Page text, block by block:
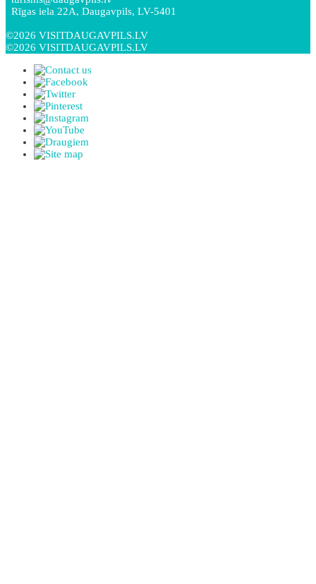
Rīgas iela 22A, Daugavpils, LV-5401
©2026 VISITDAUGAVPILS.LV
©2026 VISITDAUGAVPILS.LV